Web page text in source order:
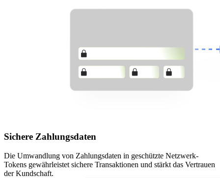
Sichere Zahlungsdaten
Die Umwandlung von Zahlungsdaten in geschützte Netzwerk-
Tokens gewährleistet sichere Transaktionen und stärkt das Vertrauen
der Kundschaft.